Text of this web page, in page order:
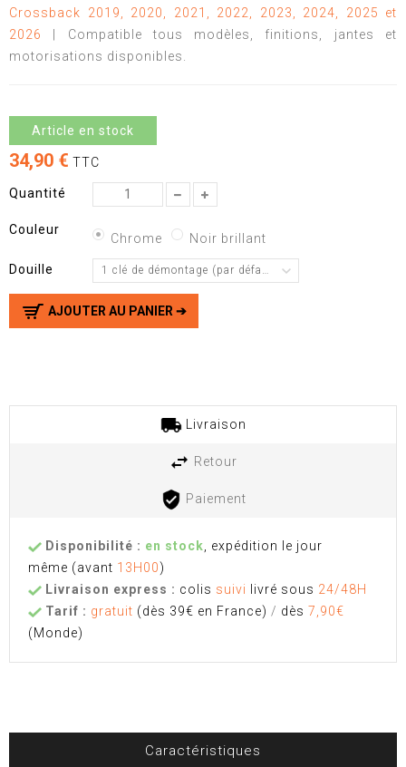
Crossback 2019, 2020, 2021, 2022, 2023, 2024, 2025 et
2026
| Compatible tous modèles, finitions, jantes et
motorisations disponibles.
Article en stock
34,90 € TTC
Quantité
Couleur
Chrome Noir brillant
Douille 1 clé de démontage (par défaut)
AJOUTER AU PANIER ➔
Livraison
Retour
Paiement
Disponibilité : en stock, expédition le jour
même (avant 13H00)
Livraison express : colis suivi livré sous 24/48H
Tarif : gratuit (dès 39€ en France) / dès 7,90€
(Monde)
Caractéristiques